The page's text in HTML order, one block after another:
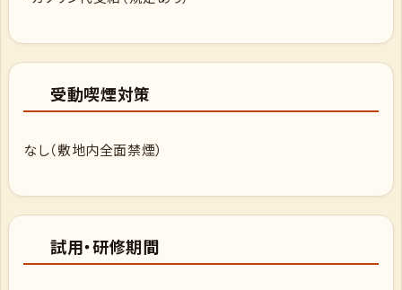
受動喫煙対策
なし（敷地内全面禁煙）
試用・研修期間